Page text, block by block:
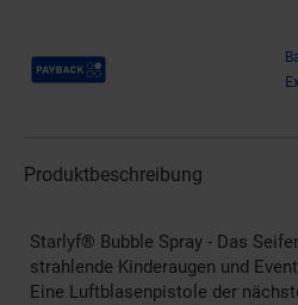
Payback Punkte
Produktbeschreibung
Starlyf® Bubble Spray - Das
strahlende Kinderaugen und
Eine Luftblasenpistole der